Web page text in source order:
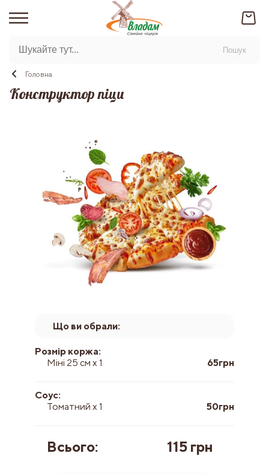
Пошук
Головна
Конструктор піци
Що ви обрали:
Розмір коржа:
Міні 25 см x 1
65грн
Соус:
Томатний x 1
50грн
Всього: 115 грн